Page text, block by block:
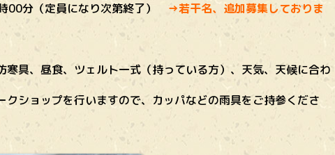
00分（定員になり次第終了） →若干名、追加募集しておりま
寒具、昼食、ツェルト一式（持っている方）、天気、天候に合わ
クショップを行いますので、カッパなどの雨具をご持参くださ